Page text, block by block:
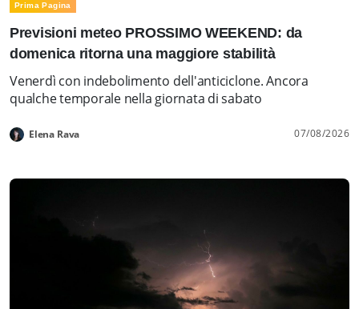
Prima Pagina
Previsioni meteo PROSSIMO WEEKEND: da
domenica ritorna una maggiore stabilità
Venerdì con indebolimento dell'anticiclone. Ancora
qualche temporale nella giornata di sabato
Elena Rava 07/08/2026